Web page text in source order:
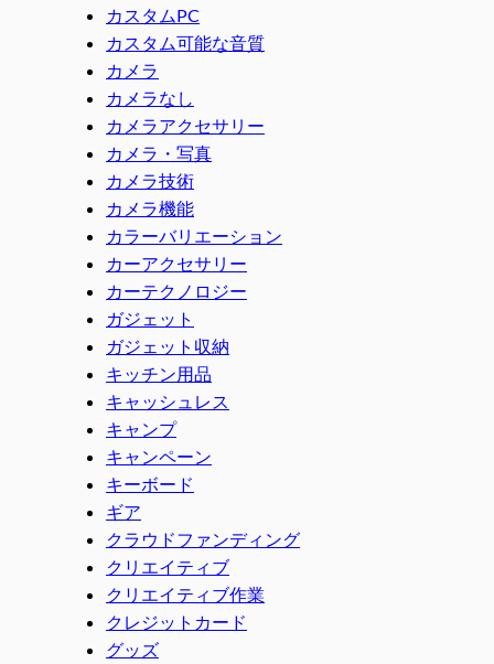
カスタムPC
カスタム可能な音質
カメラ
カメラなし
カメラアクセサリー
カメラ・写真
カメラ技術
カメラ機能
カラーバリエーション
カーアクセサリー
カーテクノロジー
ガジェット
ガジェット収納
キッチン用品
キャッシュレス
キャンプ
キャンペーン
キーボード
ギア
クラウドファンディング
クリエイティブ
クリエイティブ作業
クレジットカード
グッズ